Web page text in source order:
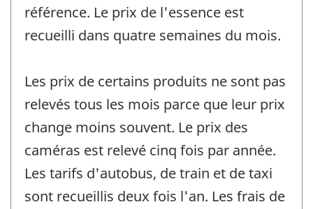
référence. Le prix de l'essence est
recueilli dans quatre semaines du mois.
Les prix de certains produits ne sont pas
relevés tous les mois parce que leur prix
change moins souvent. Le prix des
caméras est relevé cinq fois par année.
Les tarifs d'autobus, de train et de taxi
sont recueillis deux fois l'an. Les frais de